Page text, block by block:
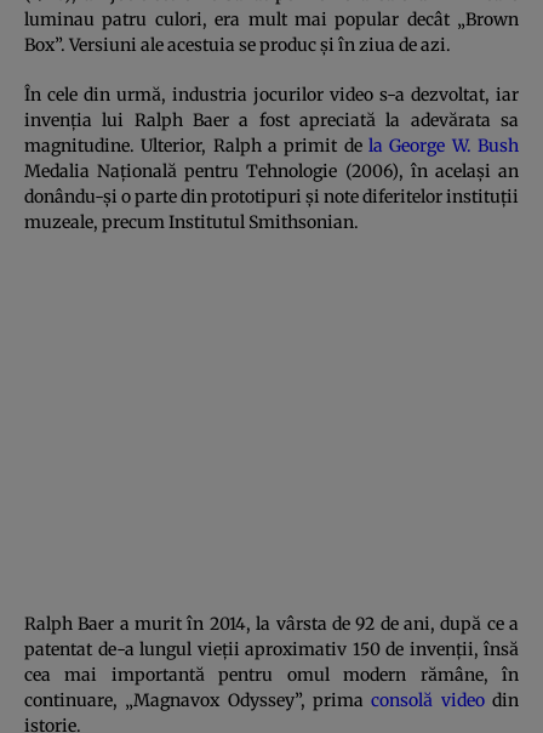
luminau patru culori, era mult mai popular decât „Brown
Box”. Versiuni ale acestuia se produc și în ziua de azi.
În cele din urmă, industria jocurilor video s-a dezvoltat, iar
invenția lui Ralph Baer a fost apreciată la adevărata sa
magnitudine. Ulterior, Ralph a primit de la George W. Bush
Medalia Națională pentru Tehnologie (2006), în același an
donându-și o parte din prototipuri și note diferitelor instituții
muzeale, precum Institutul Smithsonian.
Ralph Baer a murit în 2014, la vârsta de 92 de ani, după ce a
patentat de-a lungul vieții aproximativ 150 de invenții, însă
cea mai importantă pentru omul modern rămâne, în
continuare, „Magnavox Odyssey”, prima consolă video din
istorie.